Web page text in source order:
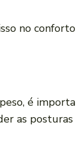
no
é
as